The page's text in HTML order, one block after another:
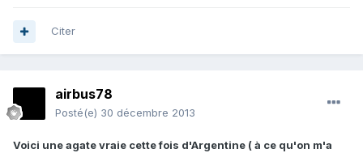
Citer
airbus78
Posté(e) 30 décembre 2013
Voici une agate vraie cette fois d'Argentine ( à ce qu'on m'a